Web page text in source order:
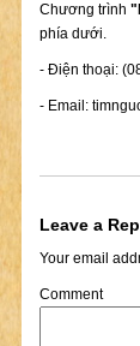
Chương trình
phía dưới.
- Điện thoại:
- Email:
Leave a
Your email
Comment